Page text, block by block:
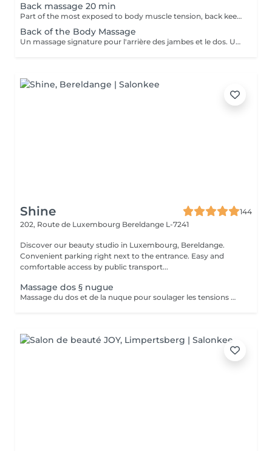
Back massage 20 min
Part of the most exposed to body muscle tension, back keeps all the backbone of anatomy and requires regular massage to regain his strength.
Back of the Body Massage
Un massage signature pour l'arrière des jambes et le dos. Un moment de lâcher prise assuré.
Shine
144
202, Route de Luxembourg Bereldange L-7241
Discover our beauty studio in Luxembourg, Bereldange.
Convenient parking right next to the entrance. Easy and
comfortable access by public transport...
Massage dos § nugue
Massage du dos et de la nuque pour soulager les tensions musculaires, réduire le stress et améliorer la circulation. Idéal en cas de douleurs au cou, aux épaules ou au dos.